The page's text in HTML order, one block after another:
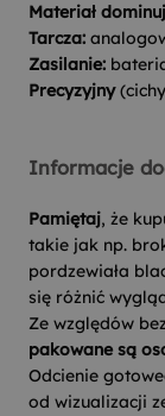
Materiał
Tarcza:
Zasilanie:
Precyzyjny
Informacje
Pamiętaj, że
takie jak np.
pordzewiała
się różnić
Ze względów
pakowane są
Odcienie
od wizualizacji